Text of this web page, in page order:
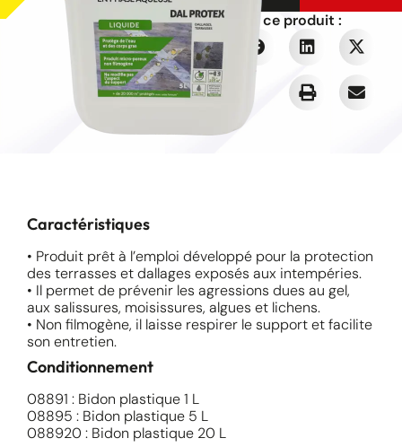
Partager ce produit :
Caractéristiques
• Produit prêt à l’emploi développé pour la protection
des terrasses et dallages exposés aux intempéries.
• Il permet de prévenir les agressions dues au gel,
aux salissures, moisissures, algues et lichens.
• Non filmogène, il laisse respirer le support et facilite
son entretien.
Conditionnement
08891 : Bidon plastique 1 L
08895 : Bidon plastique 5 L
088920 : Bidon plastique 20 L